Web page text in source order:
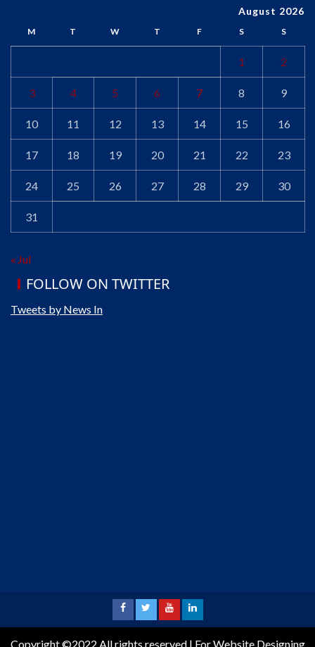
August 2026
M T W T F S S
1 2
3 4 5 6 7 8 9
10 11 12 13 14 15 16
17 18 19 20 21 22 23
24 25 26 27 28 29 30
31
« Jul
FOLLOW ON TWITTER
Tweets by News In
Copyright ©2022 All rights reserved | For Website Designing